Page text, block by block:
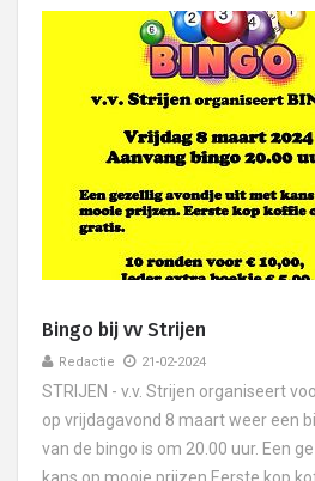
Bingo bij vv Strijen
Redactie 21-02-2024
STRIJEN - v.v. Strijen organiseert
op vrijdagavond 8 maart weer een
van de bingo is om 20.00 uur. Een